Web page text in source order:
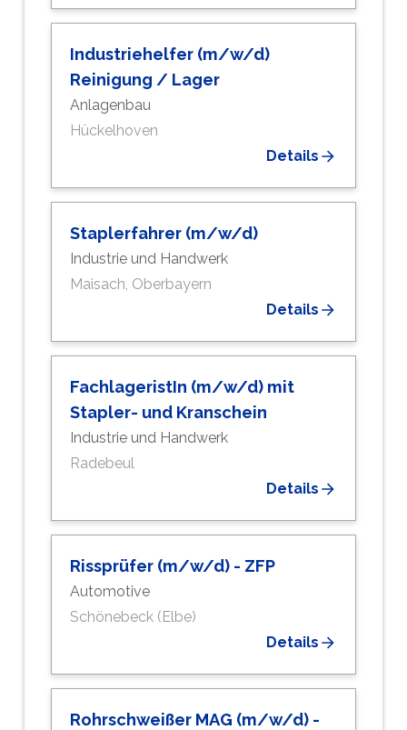
Industriehelfer (m/w/d)
Reinigung / Lager
Anlagenbau
Hückelhoven
Details
Staplerfahrer (m/w/d)
Industrie und Handwerk
Maisach, Oberbayern
Details
FachlageristIn (m/w/d) mit
Stapler- und Kranschein
Industrie und Handwerk
Radebeul
Details
Rissprüfer (m/w/d) - ZFP
Automotive
Schönebeck (Elbe)
Details
Rohrschweißer MAG (m/w/d) -